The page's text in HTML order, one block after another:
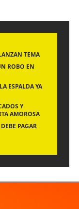
TEMA
ROBO EN
ESPALDA YA
Y
AMOROSA
PAGAR